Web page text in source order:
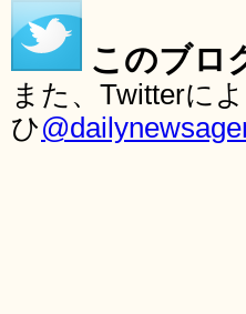
このブロ
また、Twitterに
ひ